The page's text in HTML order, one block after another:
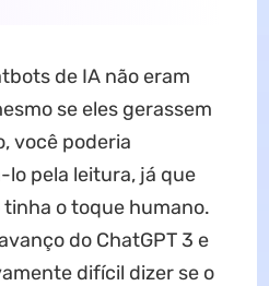
de IA não eram
se eles gerassem
você poderia
pela leitura, já que
o toque humano.
do ChatGPT 3 e
difícil dizer se o